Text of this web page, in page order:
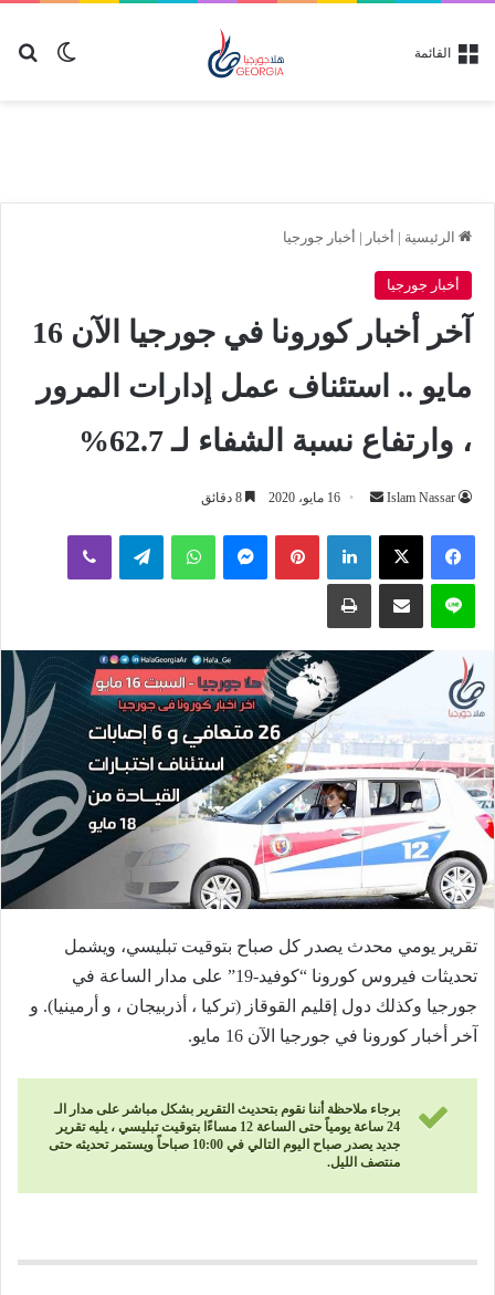
الوضع القائمة
الرئيسية | أخبار | أخبار جورجيا
أخبار جورجيا
آخر أخبار كورونا في جورجيا الآن 16
مايو .. استئناف عمل إدارات المرور
، وارتفاع نسبة الشفاء لـ 62.7%
Islam Nassar
أرسل
إلكترونيا
16 مايو، 2020
لينكدإن بينتيريستماسنجر واتساب تيلقرام ڤايبر
لاين مشاركة عبر البريد طباعة
تقرير يومي محدث يصدر كل صباح بتوقيت تبليسي، ويشمل
تحديثات فيروس كورونا “كوفيد-19” على مدار الساعة في
جورجيا وكذلك دول إقليم القوقاز (تركيا ، أذربيجان ، و أرمينيا). و
آخر أخبار كورونا في جورجيا الآن 16 مايو.
برجاء ملاحظة أننا نقوم بتحديث التقرير بشكل مباشر على مدار الـ
24 ساعة يومياً حتى الساعة 12 مساءًا بتوقيت تبليسي ، يليه تقرير
جديد يصدر صباح اليوم التالي في 10:00 صباحاً ويستمر تحديثه حتى
منتصف الليل.